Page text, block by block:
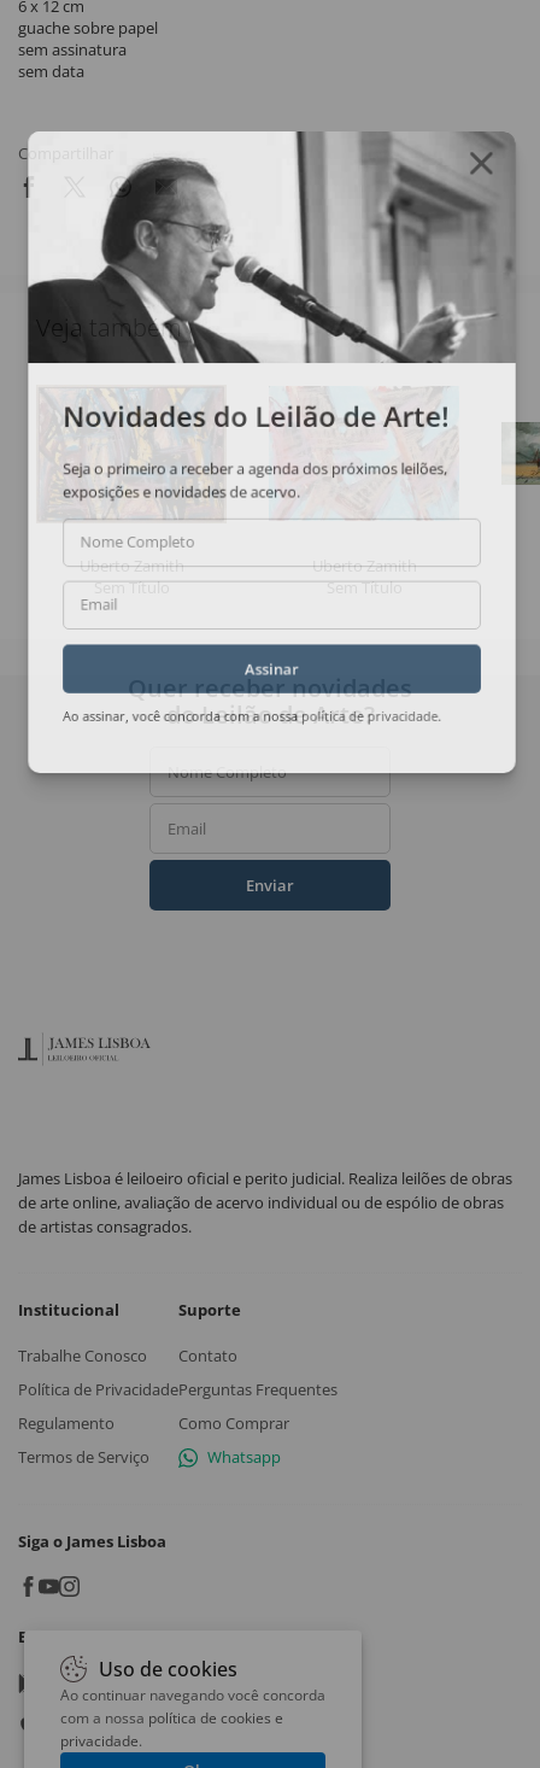
6 x 12 cm
guache sobre papel
sem assinatura
sem data
Compartilhar
Veja também
Uberto Zamith
Sem Título
Uberto Zamith
Sem Título
Novidades do Leilão de Arte!
Seja o primeiro a receber a agenda dos próximos leilões,
exposições e novidades de acervo.
Nome Completo
Email
Assinar
Ao assinar, você concorda com a nossapolítica de privacidade
Quer receber novidades
do Leilão de Arte?
Nome Completo
Email
Enviar
James Lisboa é leiloeiro oficial e perito judicial. Realiza leilões de obras
de arte online, avaliação de acervo individual ou de espólio de obras
de artistas consagrados.
Institucional
Trabalhe Conosco
Política de Privacidade
Regulamento
Termos de Serviço
Suporte
Contato
Perguntas Frequentes
Como Comprar
Whatsapp
Siga o James Lisboa
Baixe o App
Google play
App store
Uso de cookies
Ao continuar navegando você concorda
com a nossa política de cookies e
privacidade.